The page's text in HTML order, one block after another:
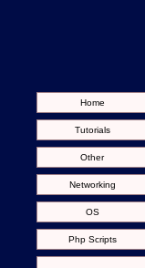
Home
Tutorials
Other
Networking
OS
Php Scripts